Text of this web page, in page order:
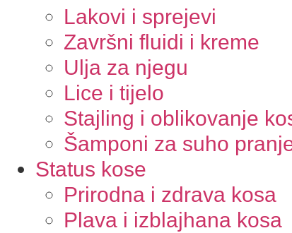
Lakovi i sprejevi
Završni fluidi i kreme
Ulja za njegu
Lice i tijelo
Stajling i oblikovanje
Šamponi za suho
Status kose
Prirodna i zdrava kosa
Plava i izblajhana kosa